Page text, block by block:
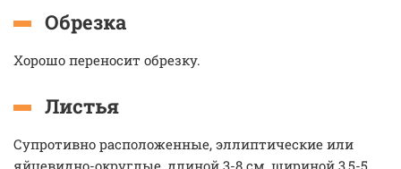
Обрезка
Хорошо переносит обрезку.
Листья
Супротивно расположенные, эллиптические или
яйцевидно-округлые, длиной 3-8 см, шириной 3,5-5